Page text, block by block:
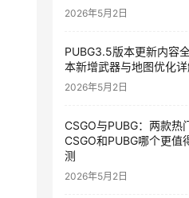
2026年5月2日
PUBG3.5版本更新内容
本新增武器与地图优化
2026年5月2日
CSGO与PUBG：两款热
CSGO和PUBG哪个更值
测
2026年5月2日